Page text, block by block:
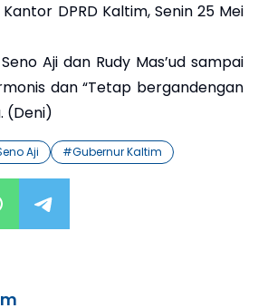
DPRD Kaltim, Senin 25 Mei
Aji dan Rudy Mas’ud sampai
dan “Tetap bergandengan
(Deni)
Aji #Gubernur Kaltim